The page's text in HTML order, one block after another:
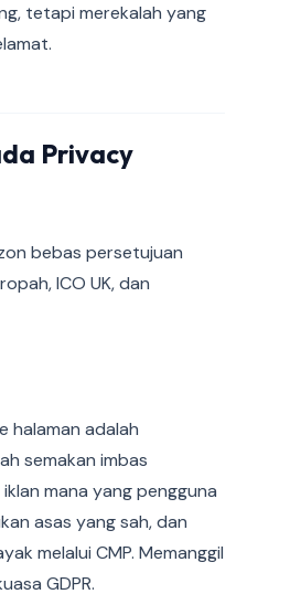
tetapi merekalah yang
Privacy
bebas persetujuan
ICO UK, dan
halaman adalah
semakan imbas
mana yang pengguna
asas yang sah, dan
melalui CMP. Memanggil
GDPR.